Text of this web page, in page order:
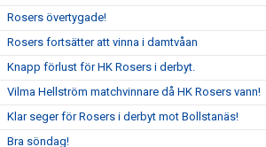
Rosers övertygade!
Rosers fortsätter att vinna i damtvåan
Knapp förlust för HK Rosers i derbyt.
Vilma Hellström matchvinnare då HK Rosers vann!
Klar seger för Rosers i derbyt mot Bollstanäs!
Bra söndag!